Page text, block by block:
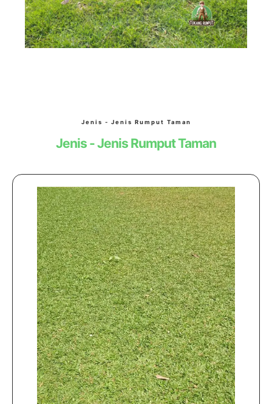
Jenis - Jenis Rumput Taman
Jenis - Jenis Rumput Taman